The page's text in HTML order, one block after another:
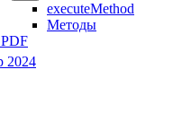
executeMethod
Методы
2024